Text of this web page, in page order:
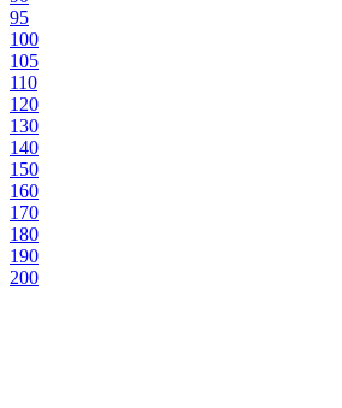
95
100
105
110
120
130
140
150
160
170
180
190
200